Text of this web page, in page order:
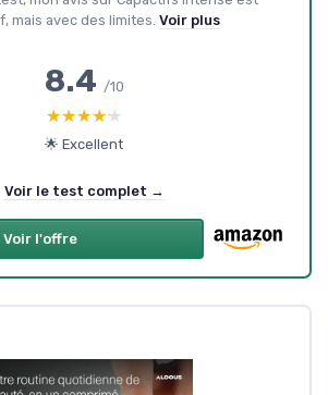
mais avec des limites. Voir plus
8.4 /10
★★★★★
★★★★★
🌟 Excellent
Voir le test complet →
Voir l'offre